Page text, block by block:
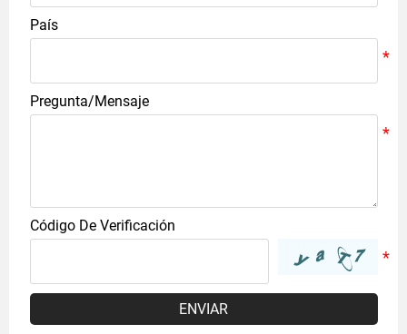
País
Pregunta/Mensaje
Código De Verificación
ENVIAR